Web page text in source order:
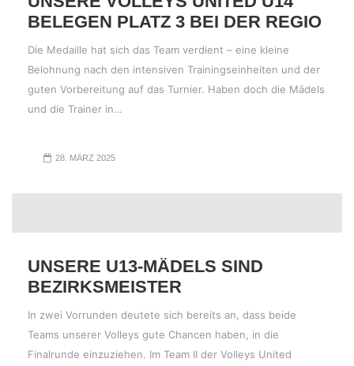
BELEGEN PLATZ 3 BEI DER REGIO
Die Medaille hat sich das Team verdient – eine kleine
Belohnung nach den intensiven Trainingseinheiten und der
guten Vorbereitung auf das Turnier. Haben doch die Mädels
und die Trainer in…
28. MÄRZ 2025
UNSERE U13-MÄDELS SIND
BEZIRKSMEISTER
In zwei Vorrunden deutete sich bereits an, dass beide
Teams unserer Volleys gute Chancen haben, in die
Finalrunde einzuziehen. Im Team II der Volleys United